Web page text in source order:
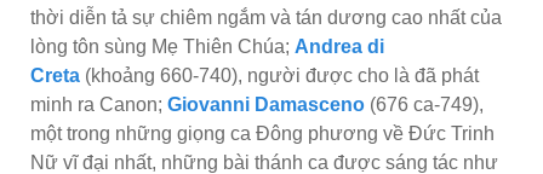
thời diễn tả sự chiêm ngắm và tán dương cao nhất của
lòng tôn sùng Mẹ Thiên Chúa; Andrea di
Creta (khoảng 660-740), người được cho là đã phát
minh ra Canon; Giovanni Damasceno (676 ca-749),
một trong những giọng ca Đông phương về Đức Trinh
Nữ vĩ đại nhất, những bài thánh ca được sáng tác như